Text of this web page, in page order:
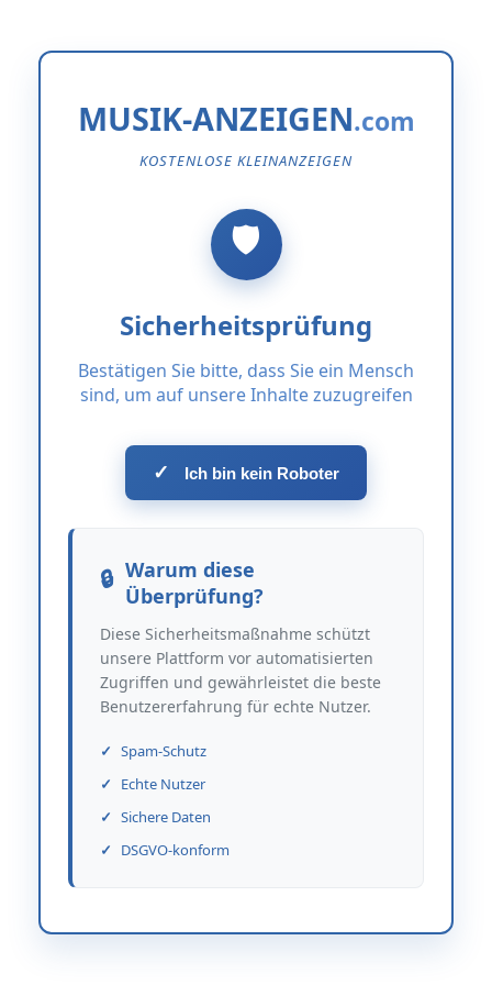
MUSIK-ANZEIGEN
KOSTENLOSE KLEINANZEIGEN
Sicherheitsprüfung
Bestätigen Sie bitte, dass Sie ein Mensch
sind, um auf unsere Inhalte zuzugreifen
✓ Ich bin kein Roboter
Warum diese
Überprüfung?
Diese Sicherheitsmaßnahme schützt
unsere Plattform vor automatisierten
Zugriffen und gewährleistet die beste
Benutzererfahrung für echte Nutzer.
Spam-Schutz
Echte Nutzer
Sichere Daten
DSGVO-konform